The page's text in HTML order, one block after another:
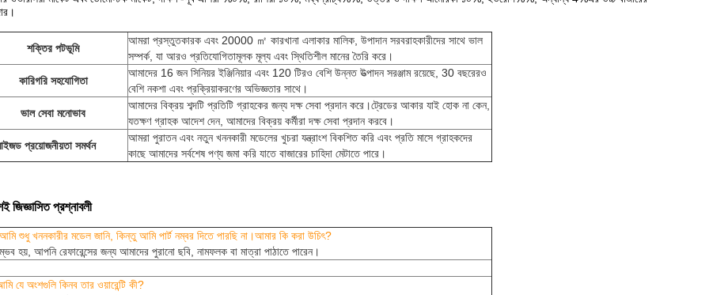
শক্তির পটভূমি
আমরা প্রস্তুতকারক এবং 20000 ㎡ কারখানা এলাকার মালিক, উপাদান সরবরাহকারীদের সাথে ভাল
সম্পর্ক, যা আরও প্রতিযোগিতামূলক মূল্য এবং স্থিতিশীল মানের তৈরি করে।
কারিগরি সহযোগিতা
আমাদের 16 জন সিনিয়র ইঞ্জিনিয়ার এবং 120 টিরও বেশি উন্নত উত্পাদন সরঞ্জাম রয়েছে, 30 বছরেরও
বেশি নকশা এবং প্রক্রিয়াকরণের অভিজ্ঞতার সাথে।
ভাল সেবা মনোভাব
আমাদের বিক্রয় শব্দটি প্রতিটি গ্রাহকের জন্য দক্ষ সেবা প্রদান করে।ট্রেডের আকার যাই হোক না কেন,
যতক্ষণ গ্রাহক আদেশ দেন, আমাদের বিক্রয় কর্মীরা দক্ষ সেবা প্রদান করবে।
প্রয়োজনীয়তা সমর্থন
আমরা পুরাতন এবং নতুন খননকারী মডেলের খুচরা যন্ত্রাংশ বিকশিত করি এবং প্রতি মাসে গ্রাহকদের
কাছে আমাদের সর্বশেষ পণ্য জমা করি যাতে বাজারের চাহিদা মেটাতে পারে।
জিজ্ঞাসিত প্রশ্নাবলী
শুধু খননকারীর মডেল জানি, কিন্তু আমি পার্ট নম্বর দিতে পারছি না।আমার কি করা উচিৎ?
হয়, আপনি রেফারেন্সের জন্য আমাদের পুরানো ছবি, নামফলক বা মাত্রা পাঠাতে পারেন।
যে অংশগুলি কিনব তার ওয়ারেন্টি কী?